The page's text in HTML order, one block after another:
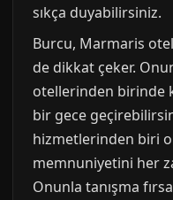
sıkça duyabilirsiniz.
Burcu, Marmaris
de dikkat çeker.
otellerinden birinde
bir gece
hizmetlerinden biri
memnuniyetini her
Onunla tanışma